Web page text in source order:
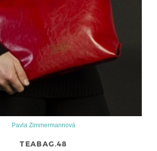
Pavla Zimmermannová
TEABAG.48